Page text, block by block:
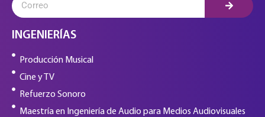
INGENIERÍAS
Producción Musical
Cine y TV
Refuerzo Sonoro
Maestría en Ingeniería de Audio para Medios Audiovisuales